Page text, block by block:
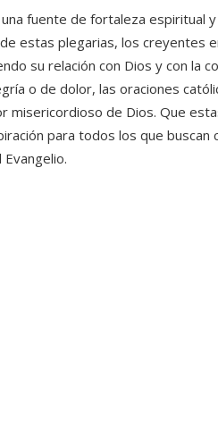
fuente de fortaleza espiritual
estas plegarias, los creyentes
su relación con Dios y con la
o de dolor, las oraciones
misericordioso de Dios. Que
para todos los que buscan